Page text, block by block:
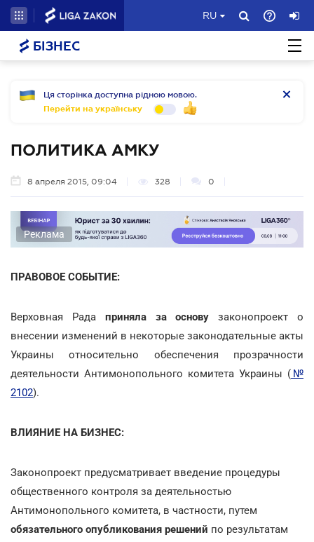
RU
БІЗНЕС
Ця сторінка доступна рідною мовою.
Перейти на українську
ПОЛИТИКА АМКУ
8 апреля 2015, 09:04 328 0
Реклама
ПРАВОВОЕ СОБЫТИЕ:
Верховная Рада приняла за основу законопроект о
внесении изменений в некоторые законодательные акты
Украины относительно обеспечения прозрачности
деятельности Антимонопольного комитета Украины ( №
2102).
ВЛИЯНИЕ НА БИЗНЕС:
Законопроект предусматривает введение процедуры
общественного контроля за деятельностью
Антимонопольного комитета, в частности, путем
обязательного опубликования решений по результатам